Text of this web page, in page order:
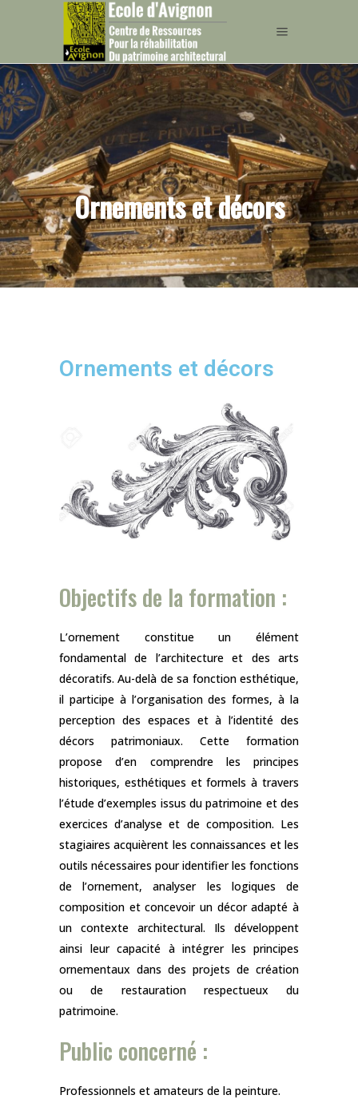
Ornements et décors
Ornements et décors
Objectifs de la formation :
L’ornement constitue un élément
fondamental de l’architecture et des arts
décoratifs. Au-delà de sa fonction esthétique,
il participe à l’organisation des formes, à la
perception des espaces et à l’identité des
décors patrimoniaux. Cette formation
propose d’en comprendre les principes
historiques, esthétiques et formels à travers
l’étude d’exemples issus du patrimoine et des
exercices d’analyse et de composition. Les
stagiaires acquièrent les connaissances et les
outils nécessaires pour identifier les fonctions
de l’ornement, analyser les logiques de
composition et concevoir un décor adapté à
un contexte architectural. Ils développent
ainsi leur capacité à intégrer les principes
ornementaux dans des projets de création
ou de restauration respectueux du
patrimoine.
Public concerné :
Professionnels et amateurs de la peinture.